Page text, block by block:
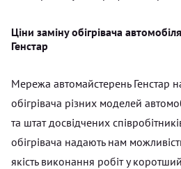
Ціни заміну обігрівача
Генстар
Мережа автомайстерень Генстар
обігрівача різних моделей
та штат досвідчених
обігрівача надають нам
якість виконання робіт у